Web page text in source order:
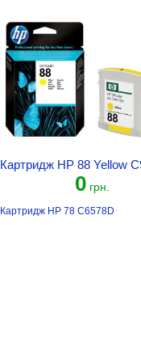
Картридж HP 88 Yellow
0грн.
Картридж HP 78 C6578D